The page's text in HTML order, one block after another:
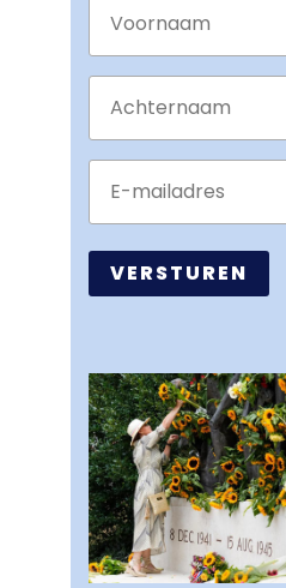
Voornaam
Achternaam
mailadres
(Vereist)